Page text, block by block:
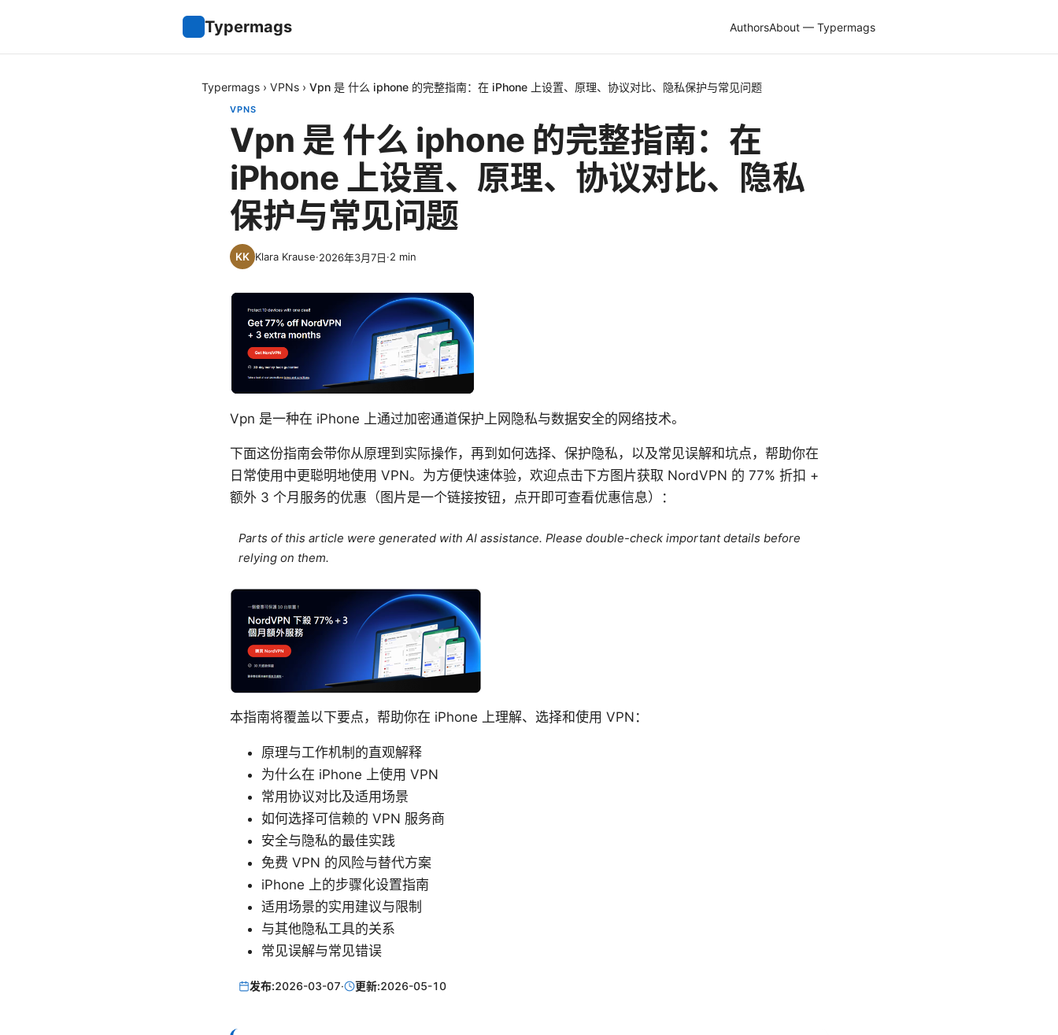
Typermags AuthorsAbout — Typermags
Typermags › VPNs › Vpn 是 什么 iphone 的完整指南：在 iPhone 上设置、原理、协议对比、隐私保护与常见问题
VPNS
Vpn 是 什么 iphone 的完整指南：在
iPhone 上设置、原理、协议对比、隐私
保护与常见问题
Klara Krause·2026年3月7日·2 min
Vpn 是一种在 iPhone 上通过加密通道保护上网隐私与数据安全的网络技术。
下面这份指南会带你从原理到实际操作，再到如何选择、保护隐私，以及常见误解和坑点，帮助你在
日常使用中更聪明地使用 VPN。为方便快速体验，欢迎点击下方图片获取 NordVPN 的 77% 折扣 +
额外 3 个月服务的优惠（图片是一个链接按钮，点开即可查看优惠信息）：
Parts of this article were generated with AI assistance. Please double-check important details before
relying on them.
本指南将覆盖以下要点，帮助你在 iPhone 上理解、选择和使用 VPN：
原理与工作机制的直观解释
为什么在 iPhone 上使用 VPN
常用协议对比及适用场景
如何选择可信赖的 VPN 服务商
安全与隐私的最佳实践
免费 VPN 的风险与替代方案
iPhone 上的步骤化设置指南
适用场景的实用建议与限制
与其他隐私工具的关系
常见误解与常见错误
发布:2026-03-07· 更新:2026-05-10